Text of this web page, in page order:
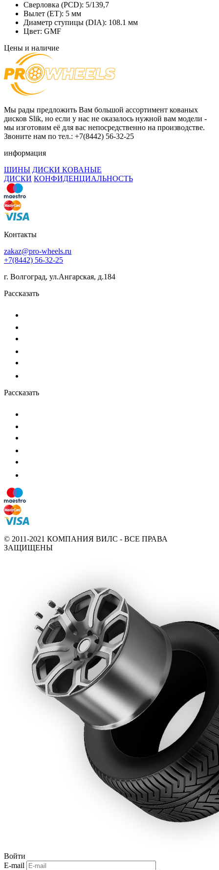
Сверловка (PCD): 5/139,7
Вылет (ET): 5 мм
Диаметр ступицы (DIA): 108.1 мм
Цвет: GMF
Цены и наличие
Мы рады предложить Вам большой ассортимент кованых
дисков Slik, но если у нас не оказалось нужной вам модели -
мы изготовим её для вас непосредственно на производстве.
Звоните нам по тел.: +7(8442) 56-32-25
информация
ШИНЫ ДИСКИ КОВАНЫЕ
ДИСКИ КОНФИДЕНЦИАЛЬНОСТЬ
Контакты
zakaz@pro-wheels.ru
+7(8442) 56-32-25
г. Волгоград, ул.Ангарская, д.184
Рассказать
Рассказать
© 2011-2021 КОМПАНИЯ ВИЛС - ВСЕ ПРАВА
ЗАЩИЩЕНЫ
Войти
E-mail